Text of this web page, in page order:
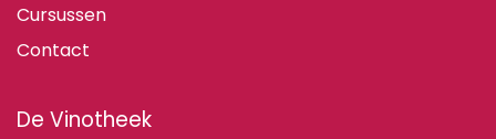
Cursussen
Contact
De Vinotheek